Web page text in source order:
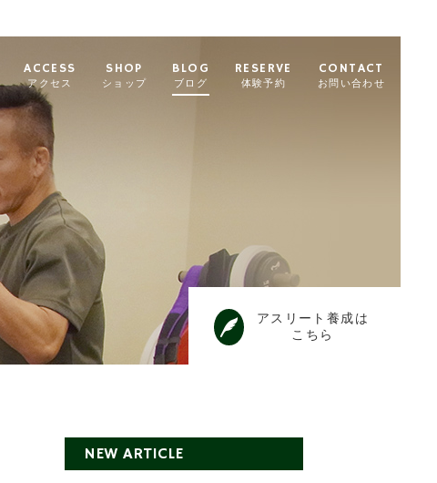
ACCESS
アクセス
SHOP
ショップ
BLOG
ブログ
RESERVE
体験予約
CONTACT
お問い合わせ
アスリート養成は
こちら
NEW ARTICLE